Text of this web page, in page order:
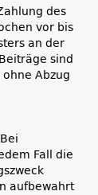
des
vor bis
an der
sind
Abzug
Fall die
aufbewahrt